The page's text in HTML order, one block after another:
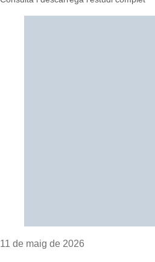
11 de maig de 2026